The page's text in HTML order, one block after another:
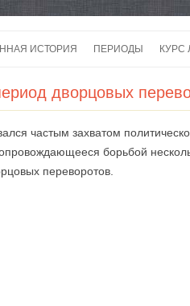
к
ИСТОРИЯ ПЕРИОДЫ КУРС
дворцовых
частым захватом
борьбой
переворотов.